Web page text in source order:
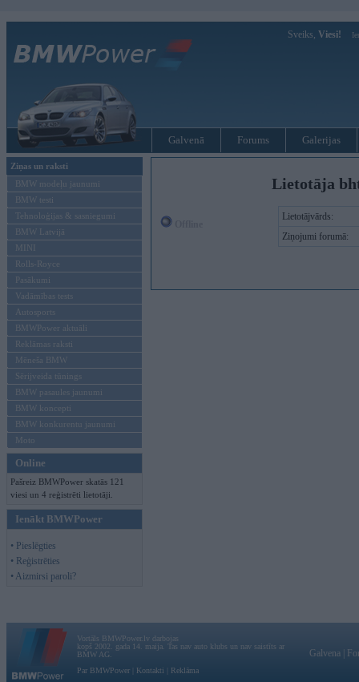
Sveiks, Viesi!
Galvenā Forums Galerijas
Ziņas un raksti
BMW modeļu jaunumi
BMW testi
Tehnoloģijas & sasniegumi
BMW Latvijā
MINI
Rolls-Royce
Pasākumi
Vadāmības tests
Autosports
BMWPower aktuāli
Reklāmas raksti
Mēneša BMW
Sērijveida tūnings
BMW pasaules jaunumi
BMW koncepti
BMW konkurentu jaunumi
Moto
Online
Pašreiz BMWPower skatās 121
viesi un 4 reģistrēti lietotāji.
Ienākt BMWPower
• Pieslēgties
• Reģistrēties
• Aizmirsi paroli?
Lietotāja
Lietotājvārds:
Ziņojumi forumā:
Vortāls BMWPower.lv darbojas
kopš 2002. gada 14. maija. Tas nav auto klubs un nav saistīts ar
BMW AG.
Par BMWPower
Kontakti Reklāma
Galvena